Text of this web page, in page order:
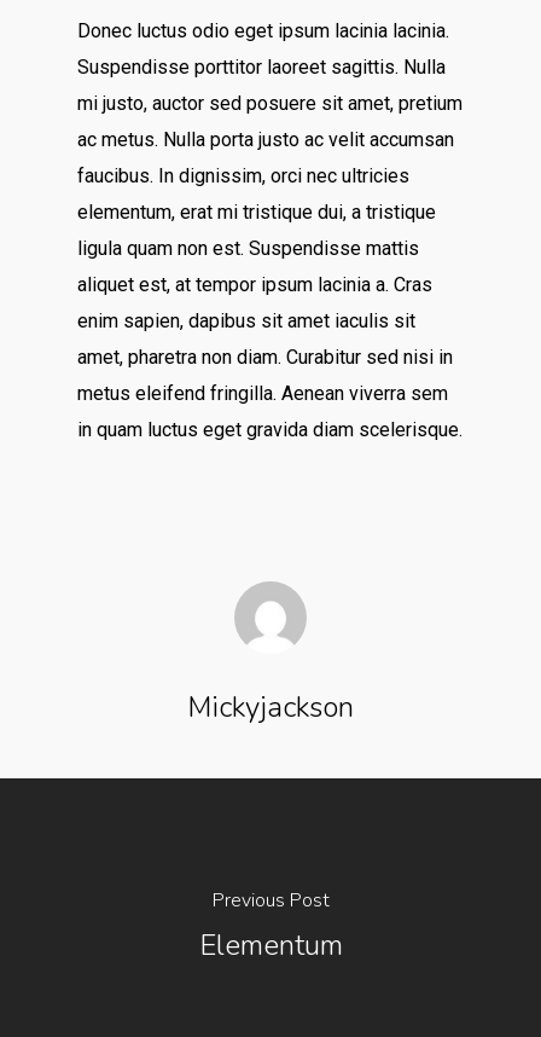
Donec luctus odio eget ipsum lacinia lacinia.
Suspendisse porttitor laoreet sagittis. Nulla
mi justo, auctor sed posuere sit amet, pretium
ac metus. Nulla porta justo ac velit accumsan
faucibus. In dignissim, orci nec ultricies
elementum, erat mi tristique dui, a tristique
ligula quam non est. Suspendisse mattis
aliquet est, at tempor ipsum lacinia a. Cras
enim sapien, dapibus sit amet iaculis sit
amet, pharetra non diam. Curabitur sed nisi in
metus eleifend fringilla. Aenean viverra sem
in quam luctus eget gravida diam scelerisque.
Mickyjackson
Previous Post
Elementum